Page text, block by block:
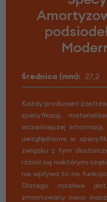
Średnica (mm): 27,2
Każdy producent
specyfikacji,
wcześniejszej
uwzględnione w
związku z tym
różnić się niektórymi
nie wpływa to na
Dlatego możliwe
zmontowany nieco